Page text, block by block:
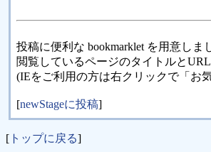
投稿に便利な bookmarklet を用意しま
閲覧しているページのタイトルと
(IEをご利用の方は右クリックで「お
[newStageに投稿]
[ トップに戻る]